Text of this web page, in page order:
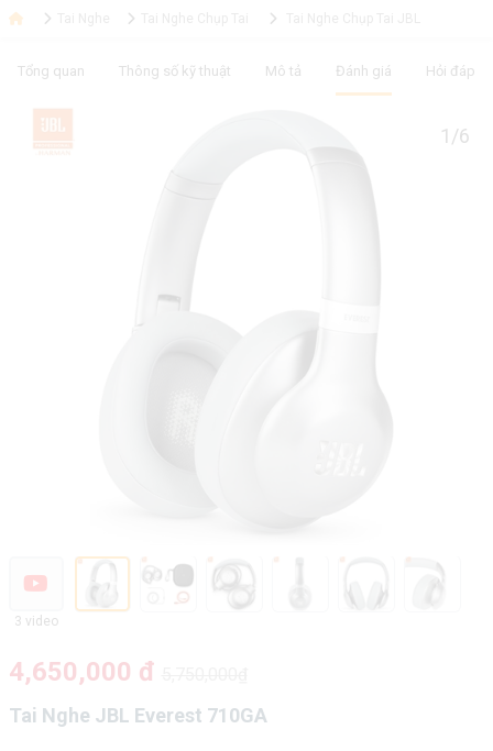
Tổng quan Thông số kỹ thuật Mô tả Đánh giá Hỏi đáp
1/6
3 video
4,650,000 đ
Tai Nghe JBL Everest 710GA